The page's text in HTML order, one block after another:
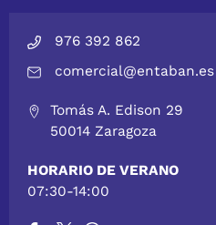
976 392 862
comercial@entaban.es
Tomás A. Edison 29
50014 Zaragoza
HORARIO DE VERANO
07:30-14:00